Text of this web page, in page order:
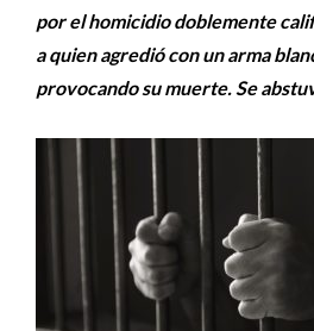
por el homicidio doblemente
a quien agredió con un arma
provocando su muerte. Se